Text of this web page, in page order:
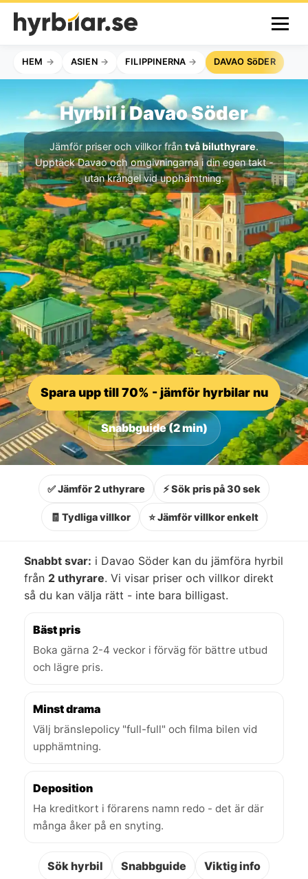
HEM ASIEN FILIPPINERNA DAVAO SöDER
Hyrbil i Davao Söder
Jämför priser och villkor fråntvå biluthyrare.
Upptäck Davao och omgivningarna i din egen takt -
utan krångel vid upphämtning.
Spara upp till 70% - jämför hyrbilar nu
Snabbguide (2 min)
✅ Jämför 2 uthyrare ⚡ Sök pris på 30 sek
🧾 Tydliga villkor ⭐ Jämför villkor enkelt
Snabbt svar: i Davao Söder kan du jämföra hyrbil
från 2 uthyrare. Vi visar priser och villkor direkt
så du kan välja rätt - inte bara billigast.
Bäst pris
Boka gärna 2-4 veckor i förväg för bättre utbud
och lägre pris.
Minst drama
Välj bränslepolicy "full-full" och filma bilen vid
upphämtning.
Deposition
Ha kreditkort i förarens namn redo - det är där
många åker på en snyting.
Sök hyrbil Snabbguide Viktig info